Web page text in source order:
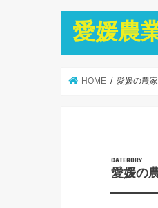
愛媛農
HOME 愛媛の農家
愛媛の